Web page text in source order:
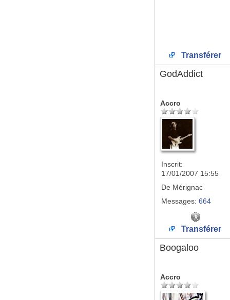
Transférer
GodAddict
Accro
Inscrit:
17/01/2007 15:55
De Mérignac
Messages: 664
Transférer
Boogaloo
Accro